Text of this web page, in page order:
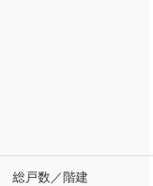
総戸数／階建